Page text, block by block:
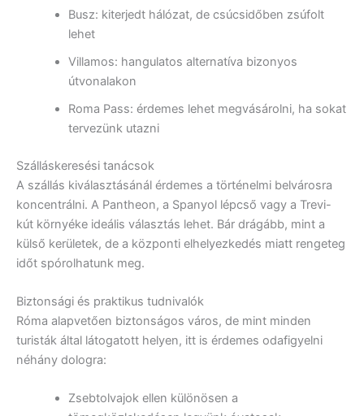
Busz: kiterjedt hálózat, de csúcsidőben zsúfolt
lehet
Villamos: hangulatos alternatíva bizonyos
útvonalakon
Roma Pass: érdemes lehet megvásárolni, ha sokat
tervezünk utazni
Szálláskeresési tanácsok
A szállás kiválasztásánál érdemes a történelmi belvárosra
koncentrálni. A Pantheon, a Spanyol lépcső vagy a Trevi-
kút környéke ideális választás lehet. Bár drágább, mint a
külső kerületek, de a központi elhelyezkedés miatt rengeteg
időt spórolhatunk meg.
Biztonsági és praktikus tudnivalók
Róma alapvetően biztonságos város, de mint minden
turisták által látogatott helyen, itt is érdemes odafigyelni
néhány dologra:
Zsebtolvajok ellen különösen a